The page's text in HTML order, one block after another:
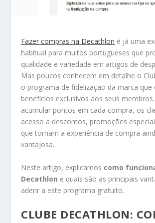
Fazer compras na Decathlon é já uma
habitual para muitos portugueses que
qualidade e variedade em artigos de
Mas poucos conhecem em detalhe o
o programa de fidelização da marca que
benefícios exclusivos aos seus
acumular pontos em cada compra, os
acesso a descontos, promoções
que tornam a experiência de compra
vantajosa.
Neste artigo, explicamos como
Decathlon e quais são as principais
aderir a este programa gratuito.
CLUBE DECATHLON: